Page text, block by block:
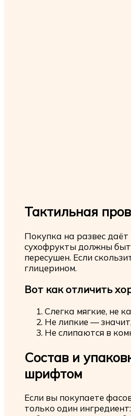
Тактильная
Покупка на развес
сухофрукты должны
пересушен. Если
глицерином.
Вот как отличить
Слегка мягкие, не
Не липкие —
Не слипаются в
Состав и
шрифтом
Если вы покупаете
только один